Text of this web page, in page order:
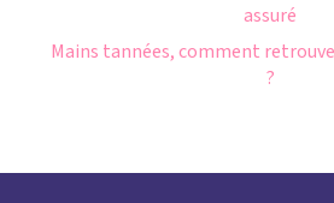
assuré
Mains tannées, comment
?